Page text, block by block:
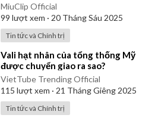
MiuClip Official
99 lượt xem · 20 Tháng Sáu 2025
Tin tức và Chính trị
⁣Vali hạt nhân của tổng thống Mỹ
được chuyển giao ra sao?
VietTube Trending Official
115 lượt xem · 21 Tháng Giêng 2025
Tin tức và Chính trị